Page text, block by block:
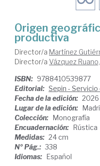
Origen
productiva
Director/a Martínez
Director/a Vázquez
ISBN: 9788410539877
Editorial: Sepin -
Fecha de la edición: 2026
Lugar de la edición:
Colección: Monografía
Encuadernación: Rústica
Medidas: 24 cm
Nº Pág.: 338
Idiomas: Español